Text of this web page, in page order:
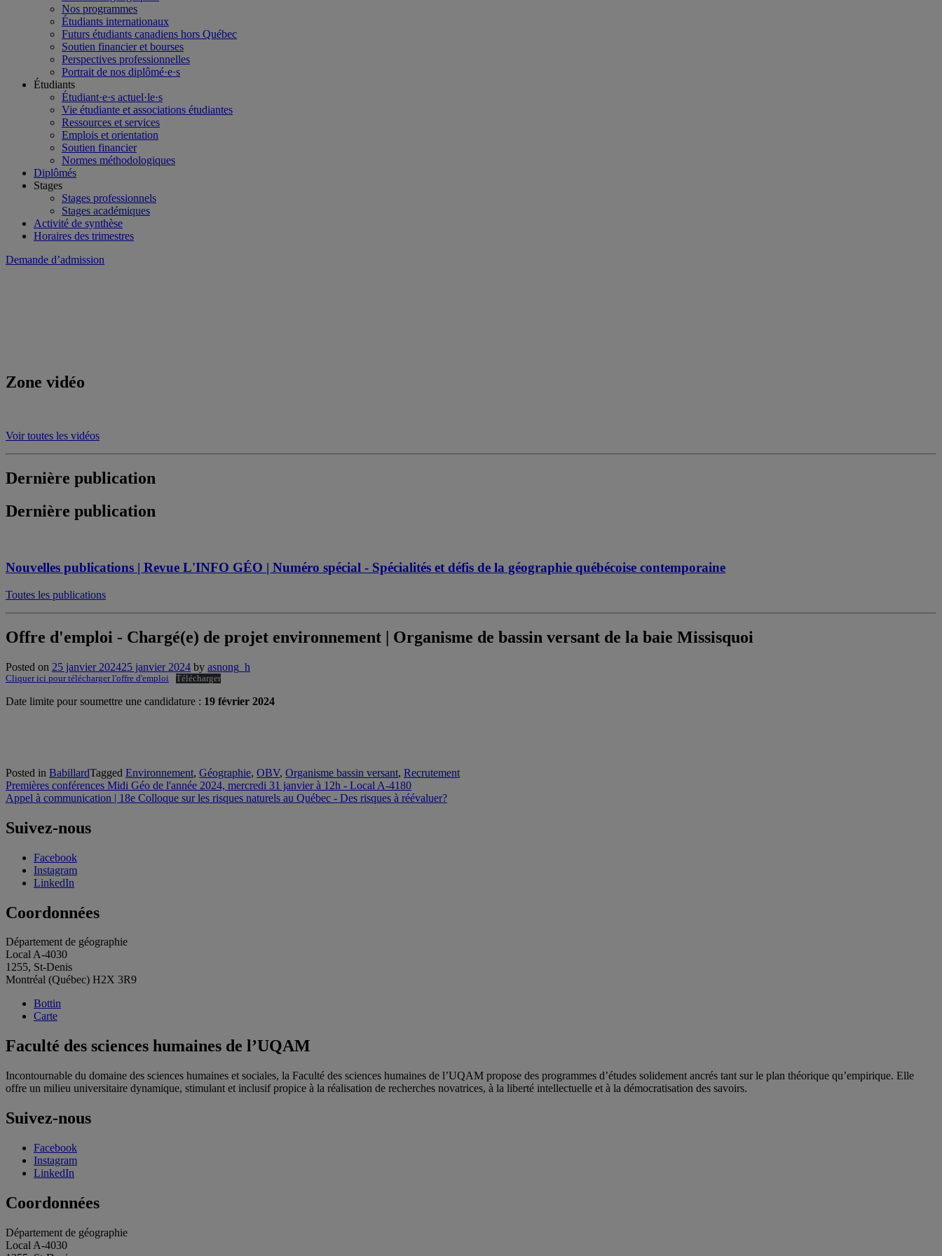
Nos programmes
Étudiants internationaux
Futurs étudiants canadiens hors Québec
Soutien financier et bourses
Perspectives professionnelles
Portrait de nos diplômé·e·s
Étudiants
Étudiant·e·s actuel·le·s
Vie étudiante et associations étudiantes
Ressources et services
Emplois et orientation
Soutien financier
Normes méthodologiques
Diplômés
Stages
Stages professionnels
Stages académiques
Activité de synthèse
Horaires des trimestres
Demande d’admission
Zone vidéo
Voir toutes les vidéos
Dernière publication
Dernière publication
Nouvelles publications | Revue L'INFO GÉO | Numéro spécial - Spécialités et défis de la géographie québécoise contemporaine
Toutes les publications
Offre d'emploi - Chargé(e) de projet environnement | Organisme de bassin versant de la baie Missisquoi
Posted on 25 janvier 202425 janvier 2024 by asnong_h
Cliquer ici pour télécharger l'offre d'emploi Télécharger
Date limite pour soumettre une candidature : 19 février 2024
Posted in BabillardTagged Environnement, Géographie, OBV, Organisme bassin versant, Recrutement
Navigation
de
l'article
Premières conférences Midi Géo de l'année 2024, mercredi 31 janvier à 12h - Local A-4180
Appel à communication | 18e Colloque sur les risques naturels au Québec - Des risques à réévaluer?
Suivez-nous
Facebook
Instagram
LinkedIn
Coordonnées
Département de géographie
Local A-4030
1255, St-Denis
Montréal (Québec) H2X 3R9
Bottin
Carte
Faculté des sciences humaines de l’UQAM
Incontournable du domaine des sciences humaines et sociales, la Faculté des sciences humaines de l’UQAM propose des programmes d’études solidement ancrés tant sur le plan théorique qu’empirique. Elle
offre un milieu universitaire dynamique, stimulant et inclusif propice à la réalisation de recherches novatrices, à la liberté intellectuelle et à la démocratisation des savoirs.
Suivez-nous
Facebook
Instagram
LinkedIn
Coordonnées
Département de géographie
Local A-4030